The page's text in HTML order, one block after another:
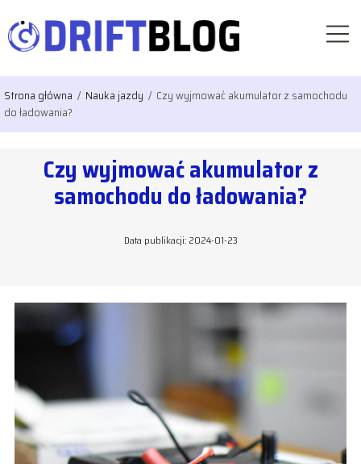
Strona główna / Nauka jazdy / Czy wyjmować akumulator z samochodu
do ładowania?
Czy wyjmować akumulator z
samochodu do ładowania?
Data publikacji: 2024-01-23